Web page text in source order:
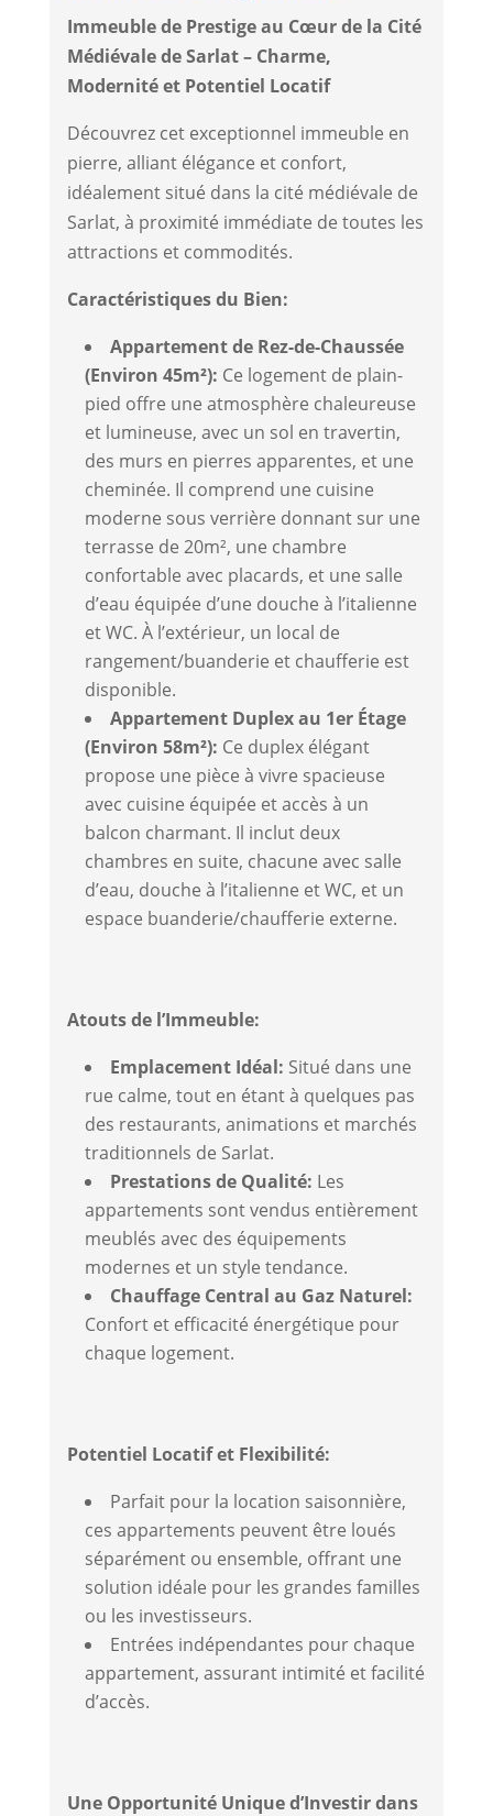
Immeuble de Prestige au Cœur de la Cité
Médiévale de Sarlat – Charme,
Modernité et Potentiel Locatif
Découvrez cet exceptionnel immeuble en
pierre, alliant élégance et confort,
idéalement situé dans la cité médiévale de
Sarlat, à proximité immédiate de toutes les
attractions et commodités.
Caractéristiques du Bien:
Appartement de Rez-de-Chaussée
(Environ 45m²): Ce logement de plain-
pied offre une atmosphère chaleureuse
et lumineuse, avec un sol en travertin,
des murs en pierres apparentes, et une
cheminée. Il comprend une cuisine
moderne sous verrière donnant sur une
terrasse de 20m², une chambre
confortable avec placards, et une salle
d’eau équipée d’une douche à l’italienne
et WC. À l’extérieur, un local de
rangement/buanderie et chaufferie est
disponible.
Appartement Duplex au 1er Étage
(Environ 58m²): Ce duplex élégant
propose une pièce à vivre spacieuse
avec cuisine équipée et accès à un
balcon charmant. Il inclut deux
chambres en suite, chacune avec salle
d’eau, douche à l’italienne et WC, et un
espace buanderie/chaufferie externe.
Atouts de l’Immeuble:
Emplacement Idéal: Situé dans une
rue calme, tout en étant à quelques pas
des restaurants, animations et marchés
traditionnels de Sarlat.
Prestations de Qualité: Les
appartements sont vendus entièrement
meublés avec des équipements
modernes et un style tendance.
Chauffage Central au Gaz Naturel:
Confort et efficacité énergétique pour
chaque logement.
Potentiel Locatif et Flexibilité:
Parfait pour la location saisonnière,
ces appartements peuvent être loués
séparément ou ensemble, offrant une
solution idéale pour les grandes familles
ou les investisseurs.
Entrées indépendantes pour chaque
appartement, assurant intimité et facilité
d’accès.
Une Opportunité Unique d’Investir dans